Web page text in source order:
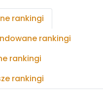
rankingi
rankingi
rankingi
rankingi